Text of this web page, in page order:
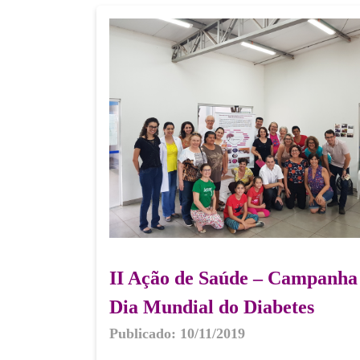
II Ação de Saúde –
Dia Mundial do Diabetes
Publicado: 10/11/2019